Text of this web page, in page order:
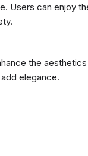
Users can enjoy
the
elegance.